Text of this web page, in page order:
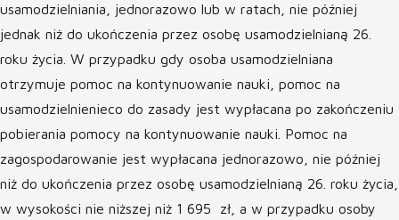
usamodzielniania, jednorazowo lub w ratach, nie później
jednak niż do ukończenia przez osobę usamodzielnianą 26.
roku życia. W przypadku gdy osoba usamodzielniana
otrzymuje pomoc na kontynuowanie nauki, pomoc na
usamodzielnienieco do zasady jest wypłacana po zakończeniu
pobierania pomocy na kontynuowanie nauki. Pomoc na
zagospodarowanie jest wypłacana jednorazowo, nie później
niż do ukończenia przez osobę usamodzielnianą 26. roku życia,
w wysokości nie niższej niż 1 695 zł, a w przypadku osoby